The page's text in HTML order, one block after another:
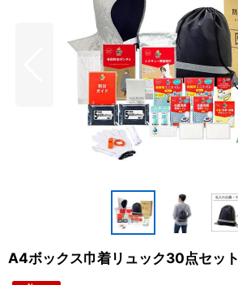
A4ボックス巾着リュック30点セット